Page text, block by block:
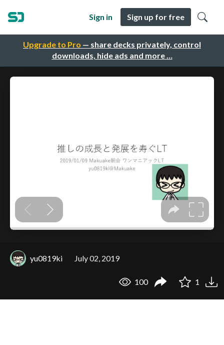
Upgrade to Pro — share decks privately, control
downloads, hide ads and more …
Sign in Sign up for free
yu0819ki July 02, 2019
100 1